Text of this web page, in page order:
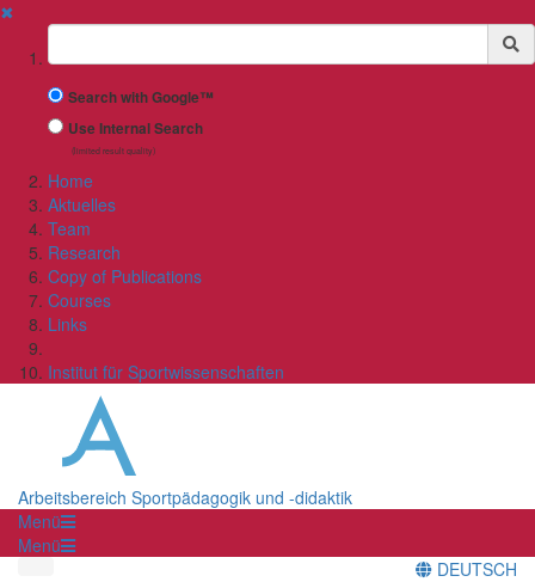
✖
Suchbegriff
Search with Google™
Use Internal Search
(limited result quality)
Home
Aktuelles
Team
Research
Copy of Publications
Courses
Links
Institut für Sportwissenschaften
Arbeitsbereich Sportpädagogik und -didaktik
Menü
Menü
DEUTSCH